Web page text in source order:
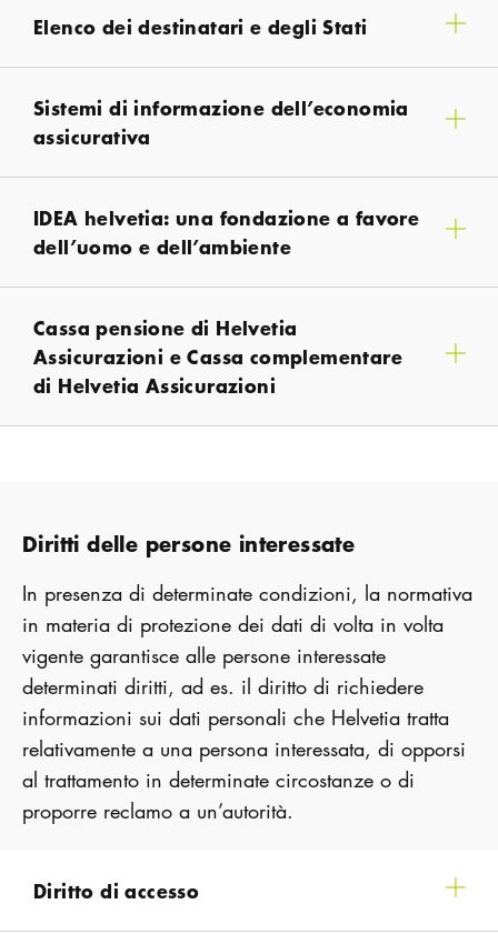
Elenco dei destinatari e degli Stati
Sistemi di informazione dell’economia
assicurativa
IDEA helvetia: una fondazione a favore
dell’uomo e dell’ambiente
Cassa pensione di Helvetia
Assicurazioni e Cassa complementare
di Helvetia Assicurazioni
Diritti delle persone interessate
In presenza di determinate condizioni, la normativa
in materia di protezione dei dati di volta in volta
vigente garantisce alle persone interessate
determinati diritti, ad es. il diritto di richiedere
informazioni sui dati personali che Helvetia tratta
relativamente a una persona interessata, di opporsi
al trattamento in determinate circostanze o di
proporre reclamo a un’autorità.
Diritto di accesso